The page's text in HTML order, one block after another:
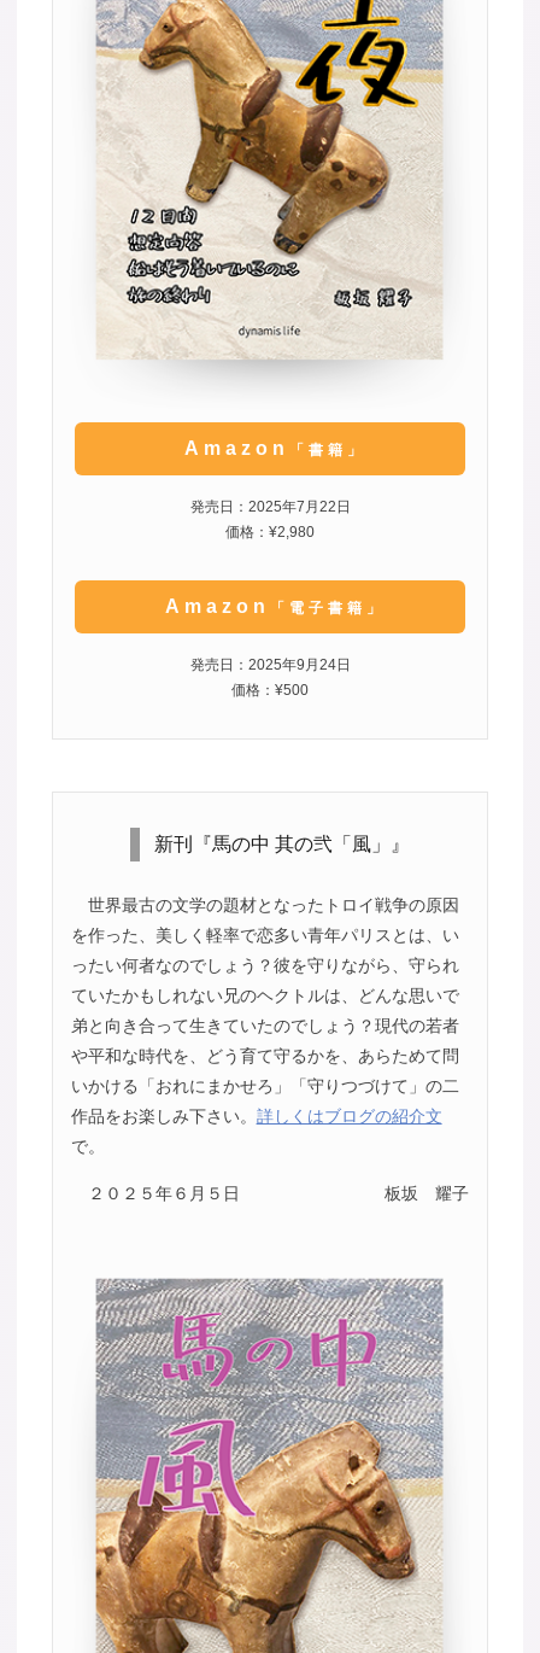
Amazon 「書籍」
発売日：2025年7月22日
価格：¥2,980
Amazon 「電子書籍」
発売日：2025年9月24日
価格：¥500
新刊『馬の中 其の弐「風」』
世界最古の文学の題材となったトロイ戦争の原因
を作った、美しく軽率で恋多い青年パリスとは、い
ったい何者なのでしょう？彼を守りながら、守られ
ていたかもしれない兄のヘクトルは、どんな思いで
弟と向き合って生きていたのでしょう？現代の若者
や平和な時代を、どう育て守るかを、あらためて問
いかける「おれにまかせろ」「守りつづけて」の二
作品をお楽しみ下さい。 詳しくはブログの紹介文
で。
２０２５年６月５日 板坂 耀子